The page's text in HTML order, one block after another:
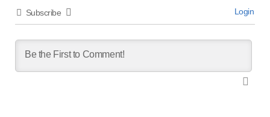
Subscribe Login